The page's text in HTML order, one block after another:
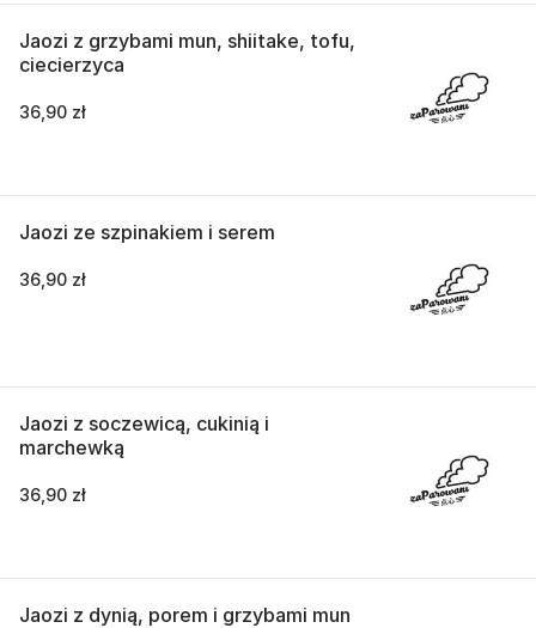
Jaozi z grzybami mun, shiitake, tofu,
ciecierzyca
36,90 zł
Jaozi ze szpinakiem i serem
36,90 zł
Jaozi z soczewicą, cukinią i
marchewką
36,90 zł
Jaozi z dynią, porem i grzybami mun